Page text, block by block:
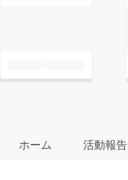
ホーム 活動報告